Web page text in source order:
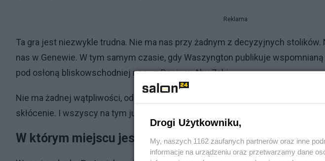
Reklama
Ta gra jest niezwykle trudna. Nie ma nas przy żadnym z decyzyjnych stolików.
nas w Genewie. W tym samym czasie, gdy Waszyngton publikuje
pod osłoną bliskowschodniej nocy z Rosją w Abu Zabi.
Nie ma żadnej wątpliwości, od Berlina przez Kijów po Moskwę świat
skłócenie. I wszyscy na tym już korzystają.
W którym miejscu jest Polska?
Drogi Użytkowniku,
My, naszych 1162 zaufanych partnerów oraz inne
informacje na urządzeniu oraz przetwarzamy dane